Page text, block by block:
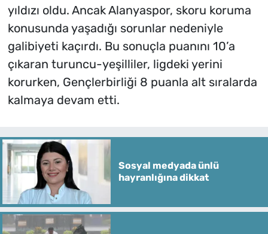
yıldızı oldu. Ancak Alanyaspor, skoru koruma
konusunda yaşadığı sorunlar nedeniyle
galibiyeti kaçırdı. Bu sonuçla puanını 10’a
çıkaran turuncu-yeşilliler, ligdeki yerini
korurken, Gençlerbirliği 8 puanla alt sıralarda
kalmaya devam etti.
Sosyal medyada ünlü
hayranlığına dikkat